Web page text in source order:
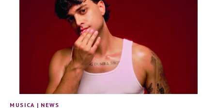
MUSICA | NEWS